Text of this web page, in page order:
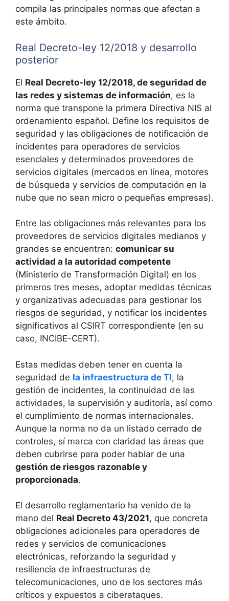
compila las principales normas que afectan a
este ámbito.
Real Decreto-ley 12/2018 y desarrollo
posterior
El Real Decreto-ley 12/2018, de seguridad de
las redes y sistemas de información, es la
norma que transpone la primera Directiva NIS al
ordenamiento español. Define los requisitos de
seguridad y las obligaciones de notificación de
incidentes para operadores de servicios
esenciales y determinados proveedores de
servicios digitales (mercados en línea, motores
de búsqueda y servicios de computación en la
nube que no sean micro o pequeñas empresas).
Entre las obligaciones más relevantes para los
proveedores de servicios digitales medianos y
grandes se encuentran: comunicar su
actividad a la autoridad competente
(Ministerio de Transformación Digital) en los
primeros tres meses, adoptar medidas técnicas
y organizativas adecuadas para gestionar los
riesgos de seguridad, y notificar los incidentes
significativos al CSIRT correspondiente (en su
caso, INCIBE-CERT).
Estas medidas deben tener en cuenta la
seguridad de la infraestructura de TI, la
gestión de incidentes, la continuidad de las
actividades, la supervisión y auditoría, así como
el cumplimiento de normas internacionales.
Aunque la norma no da un listado cerrado de
controles, sí marca con claridad las áreas que
deben cubrirse para poder hablar de una
gestión de riesgos razonable y
proporcionada.
El desarrollo reglamentario ha venido de la
mano del Real Decreto 43/2021, que concreta
obligaciones adicionales para operadores de
redes y servicios de comunicaciones
electrónicas, reforzando la seguridad y
resiliencia de infraestructuras de
telecomunicaciones, uno de los sectores más
críticos y expuestos a ciberataques.